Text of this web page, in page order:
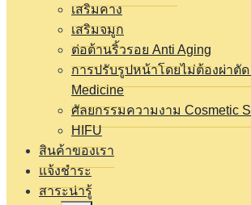
เสริมคาง
เสริมจมูก
ต่อต้านริ้วรอย Anti Aging
การปรับรูปหน้าโดยไม่ต้องผ่าตัด
Medicine
ศัลยกรรมความงาม Cosmetic
HIFU
สินค้าของเรา
แจ้งชำระ
สาระน่ารู้